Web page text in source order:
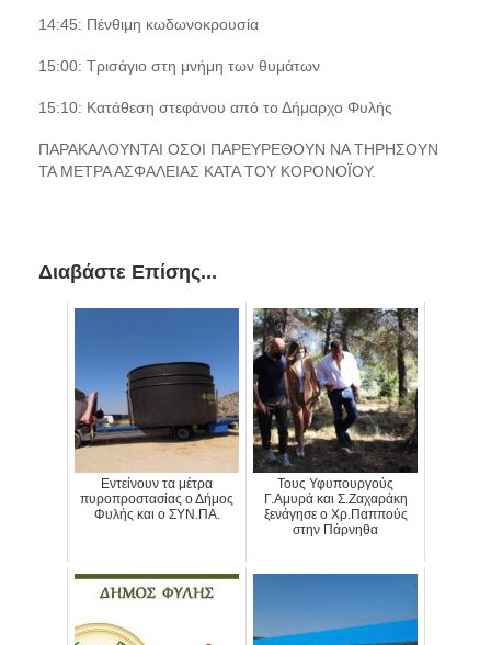
14:45: Πένθιμη κωδωνοκρουσία
15:00: Τρισάγιο στη μνήμη των θυμάτων
15:10: Κατάθεση στεφάνου από το Δήμαρχο Φυλής
ΠΑΡΑΚΑΛΟΥΝΤΑΙ ΟΣΟΙ ΠΑΡΕΥΡΕΘΟΥΝ ΝΑ ΤΗΡΗΣΟΥΝ
ΤΑ ΜΕΤΡΑ ΑΣΦΑΛΕΙΑΣ ΚΑΤΑ ΤΟΥ ΚΟΡΟΝΟΪΟΥ.
Διαβάστε Επίσης...
Εντείνουν τα μέτρα
πυροπροστασίας ο Δήμος
Φυλής και ο ΣΥΝ.ΠΑ.
Τους Υφυπουργούς
Γ.Αμυρά και Σ.Ζαχαράκη
ξενάγησε ο Χρ.Παππούς
στην Πάρνηθα